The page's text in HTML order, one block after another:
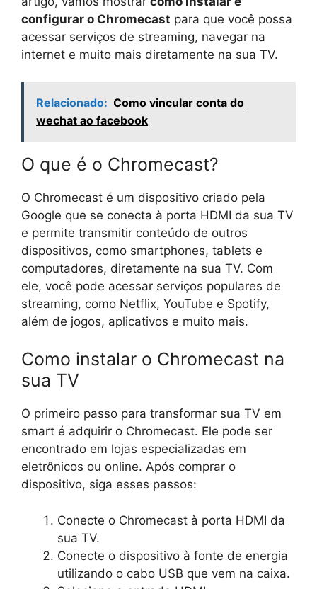
configurar o Chromecast para que você possa
acessar serviços de streaming, navegar na
internet e muito mais diretamente na sua TV.
Relacionado: Como vincular conta do
wechat ao facebook
O que é o Chromecast?
O Chromecast é um dispositivo criado pela
Google que se conecta à porta HDMI da sua TV
e permite transmitir conteúdo de outros
dispositivos, como smartphones, tablets e
computadores, diretamente na sua TV. Com
ele, você pode acessar serviços populares de
streaming, como Netflix, YouTube e Spotify,
além de jogos, aplicativos e muito mais.
Como instalar o Chromecast na
sua TV
O primeiro passo para transformar sua TV em
smart é adquirir o Chromecast. Ele pode ser
encontrado em lojas especializadas em
eletrônicos ou online. Após comprar o
dispositivo, siga esses passos:
Conecte o Chromecast à porta HDMI da
sua TV.
Conecte o dispositivo à fonte de energia
utilizando o cabo USB que vem na caixa.